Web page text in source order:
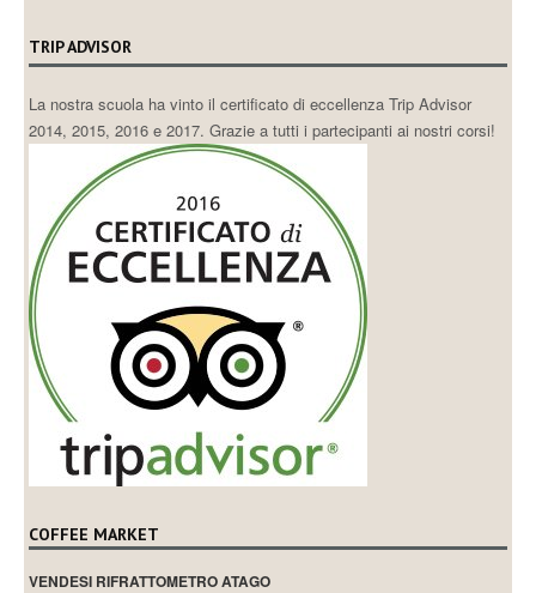
TRIP ADVISOR
La nostra scuola ha vinto il certificato di eccellenza Trip Advisor
2014, 2015, 2016 e 2017. Grazie a tutti i partecipanti ai nostri corsi!
COFFEE MARKET
VENDESI RIFRATTOMETRO ATAGO